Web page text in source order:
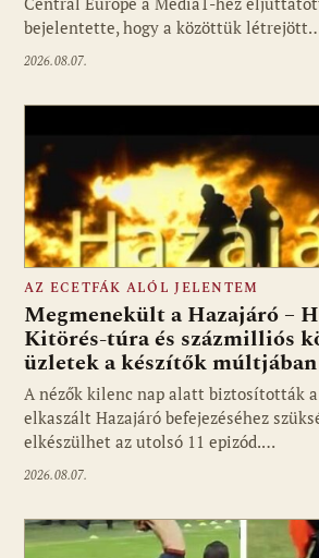
bejelentette, hogy a közöttük
2026.08.07.
Fotó: media1.hu
AZ ECETFÁK ALÓL JELENTEM
Megmenekült a Hazajáró –
Kitörés-túra és százmilliós
üzletek a készítők múltjában
A nézők kilenc nap alatt biztosították
elkaszált Hazajáró befejezéséhez
elkészülhet az utolsó 11 epizód.…
2026.08.07.